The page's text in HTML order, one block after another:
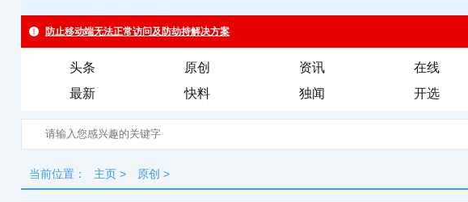
头条 原创 资讯 在线
最新
快料 独闻 开选
当前位置： 主页 > 原创 >